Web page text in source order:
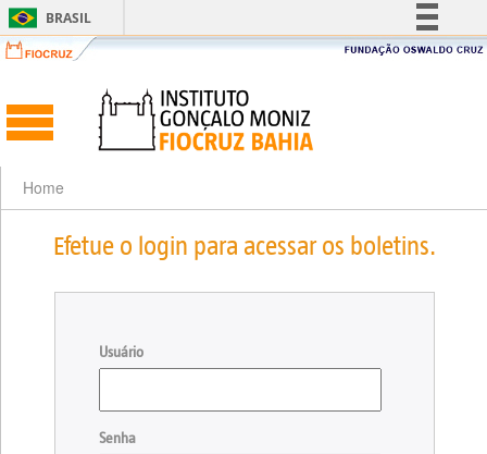
BRASIL
Simplifique!
Acesso à informação
Canais
Home
Efetue o login para acessar os boletins.
Usuário
Senha